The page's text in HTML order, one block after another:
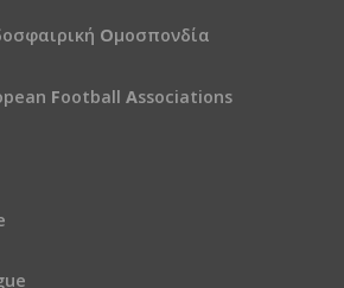
Ομοσπονδία
Football Associations